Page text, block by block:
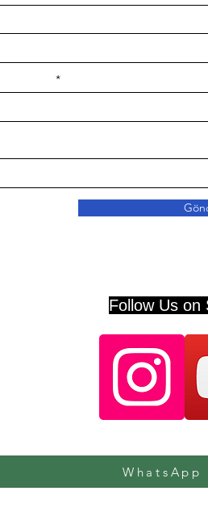
Follow Us on
WhatsApp